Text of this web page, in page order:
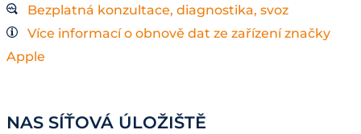
Bezplatná konzultace, diagnostika, svoz
Více informací o obnově dat ze zařízení značky
Apple
NAS SÍŤOVÁ ÚLOŽIŠTĚ